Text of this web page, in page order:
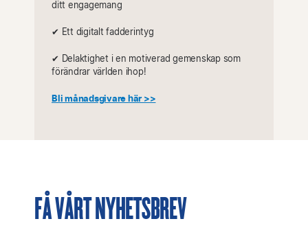
ditt engagemang
✔︎ Ett digitalt fadderintyg
✔︎ Delaktighet i en motiverad gemenskap som
förändrar världen ihop!
Bli månadsgivare här >>
FÅ VÅRT NYHETSBREV